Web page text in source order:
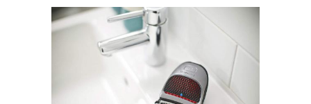
Неприхотливая стрижка Популярная стрижка